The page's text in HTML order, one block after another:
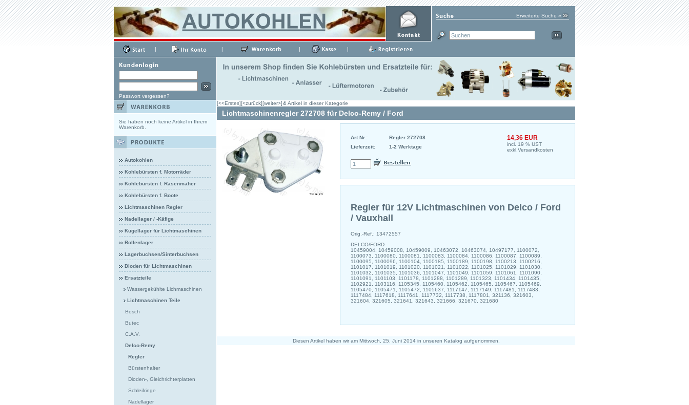
Erweiterte Suche »
| | | |
Passwort vergessen?
Sie haben noch keine Artikel in Ihrem
Warenkorb.
Autokohlen
Kohlebürsten f. Motorräder
Kohlebürsten f. Rasenmäher
Kohlebürsten f. Boote
Lichtmaschinen Regler
Nadellager / -Käfige
Kugellager für Lichtmaschinen
Rollenlager
Lagerbuchsen/Sinterbuchsen
Dioden für Lichtmaschinen
Ersatzteile
Wassergekühlte Lichmaschinen
Lichtmaschinen Teile
Bosch
Butec
C.A.V.
Delco-Remy
Regler
Bürstenhalter
Dioden-, Gleichrichterplatten
Schleifringe
Nadellager
[<<Erstes][<zurück][weiter>]4 Artikel in dieser Kategorie
Lichtmaschinenregler 272708 für Delco-Remy / Ford
Art.Nr.: Regler 272708 14,36 EUR
Lieferzeit: 1-2 Werktage
incl. 19 % UST
exkl. Versandkosten
Regler für 12V Lichtmaschinen von Delco / Ford
/ Vauxhall
Orig.-Ref.: 13472557
DELCO/FORD
10459004, 10459008, 10459009, 10463072, 10463074, 10497177, 1100072,
1100073, 1100080, 1100081, 1100083, 1100084, 1100086, 1100087, 1100089,
1100095, 1100096, 1100104, 1100185, 1100189, 1100198, 1100213, 1100216,
1101017, 1101019, 1101020, 1101021, 1101022, 1101025, 1101029, 1101030,
1101032, 1101035, 1101036, 1101047, 1101049, 1101059, 1101061, 1101090,
1101091, 1101103, 1101178, 1101288, 1101289, 1101323, 1101434, 1101435,
1102921, 1103116, 1105345, 1105460, 1105462, 1105465, 1105467, 1105469,
1105470, 1105471, 1105472, 1105637, 1117147, 1117149, 1117481, 1117483,
1117484, 1117618, 1117641, 1117732, 1117738, 1117801, 321136, 321603,
321604, 321605, 321641, 321643, 321666, 321670, 321680
Diesen Artikel haben wir am Mittwoch, 25. Juni 2014 in unseren Katalog aufgenommen.